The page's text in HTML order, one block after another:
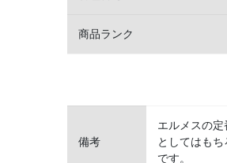
商品ランク
備考
エルメスの
としてはも
です。